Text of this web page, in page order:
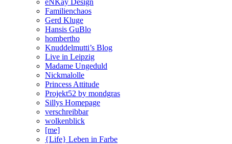
Familienchaos
Gerd Kluge
Hansis GuBlo
hombertho
Knuddelmutti’s Blog
Live in Leipzig
Madame Ungeduld
Nickmalolle
Princess Attitude
Projekt52 by mondgras
Sillys Homepage
verschreibbar
wolkenblick
[me]
{Life} Leben in Farbe